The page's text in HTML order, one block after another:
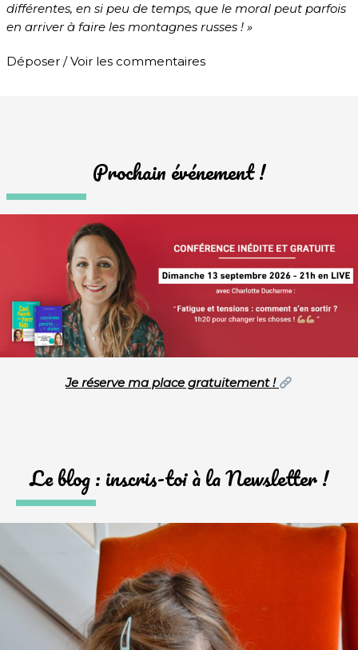
différentes, en si peu de temps, que le moral peut parfois
en arriver à faire les montagnes russes ! »
Déposer / Voir les commentaires
Prochain événement !
Je réserve ma place gratuitement !
Le blog : inscris-toi à la Newsletter !